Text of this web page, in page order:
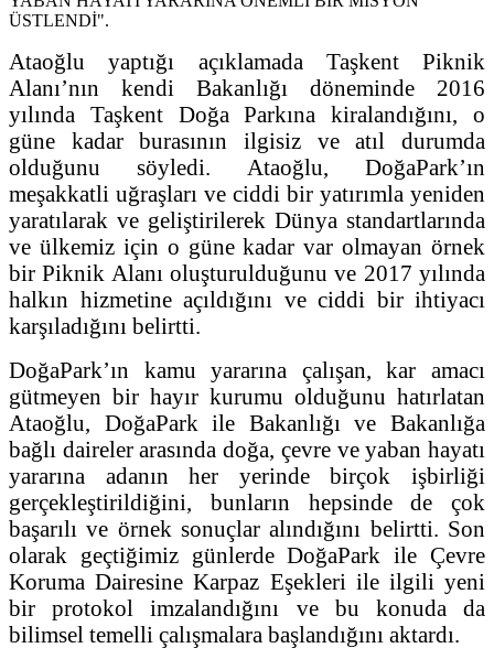
Ataoğlu yaptığı açıklamada Taşkent Piknik
Alanı’nın kendi Bakanlığı döneminde 2016
yılında Taşkent Doğa Parkına kiralandığını, o
güne kadar burasının ilgisiz ve atıl durumda
olduğunu söyledi. Ataoğlu, DoğaPark’ın
meşakkatli uğraşları ve ciddi bir yatırımla yeniden
yaratılarak ve geliştirilerek Dünya standartlarında
ve ülkemiz için o güne kadar var olmayan örnek
bir Piknik Alanı oluşturulduğunu ve 2017 yılında
halkın hizmetine açıldığını ve ciddi bir ihtiyacı
karşıladığını belirtti.
DoğaPark’ın kamu yararına çalışan, kar amacı
gütmeyen bir hayır kurumu olduğunu hatırlatan
Ataoğlu, DoğaPark ile Bakanlığı ve Bakanlığa
bağlı daireler arasında doğa, çevre ve yaban hayatı
yararına adanın her yerinde birçok işbirliği
gerçekleştirildiğini, bunların hepsinde de çok
başarılı ve örnek sonuçlar alındığını belirtti. Son
olarak geçtiğimiz günlerde DoğaPark ile Çevre
Koruma Dairesine Karpaz Eşekleri ile ilgili yeni
bir protokol imzalandığını ve bu konuda da
bilimsel temelli çalışmalara başlandığını aktardı.